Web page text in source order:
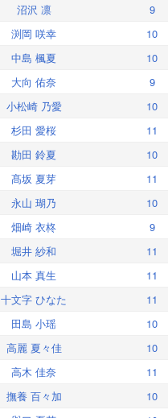
沼沢 凛 9
渕岡 咲幸 10
中島 楓夏 10
大向 佑奈 9
小松崎 乃愛 10
杉田 愛桜 11
勘田 鈴夏 10
髙坂 夏芽 11
永山 瑚乃 10
畑崎 衣柊 9
堀井 紗和 11
山本 真生 11
十文字 ひなた 11
田島 小瑶 10
高麗 夏々佳 10
高木 佳奈 11
撫養 百々加 10